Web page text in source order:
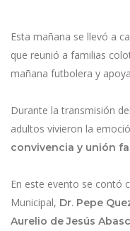
Esta mañana se llevó a
que reunió a familias
mañana futbolera y
Durante la transmisión
adultos vivieron la
convivencia y unión
En este evento se contó
Municipal, Dr. Pepe
Aurelio de Jesús